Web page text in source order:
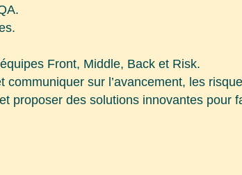
Front, Middle, Back et Risk.
sur l’avancement, les
proposer des solutions innovantes pour